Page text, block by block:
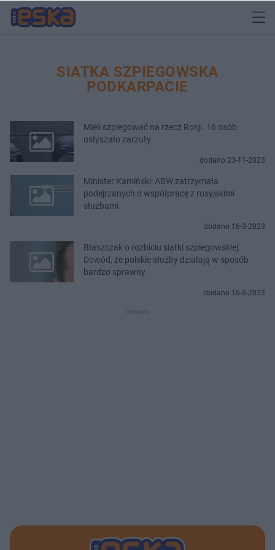
SIATKA SZPIEGOWSKA
PODKARPACIE
Mieli szpiegować na rzecz Rosji. 16 osób
usłyszało zarzuty
dodano 23-11-2023
Minister Kamiński: ABW zatrzymała
podejrzanych o współpracę z rosyjskimi
służbami
dodano 16-3-2023
Błaszczak o rozbiciu siatki szpiegowskiej:
Dowód, że polskie służby działają w sposób
bardzo sprawny
dodano 16-3-2023